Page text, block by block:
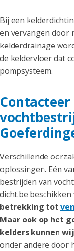
Bij een
en vervangen door
kelderdrainage
de keldervloer dat
pompsysteem.
Verschillende
oplossingen. Eén
bestrijden van
dicht.be beschikken
betrekking tot
Maar ook op het
kelders kunnen
onder andere door